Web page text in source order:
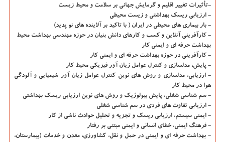
-تأثیرات تغییر اقلیم و گرمایش جهانی بر سلامت و محیط زیست
- ارزیابی ریسك بهداشتی و زیست محیطی
- بار بیماری های محیطی در ایران ( با تاكید بر آلاینده های نو پدید)
- كارآفرینی آنلاین و كسب و كارهای دانش بنیان در حوزه مهندسی بهداشت محیط
بهداشت حرفه ای و ایمنی كار
- كارآفرینی در حوزه بهداشت حرفه ای و ایمنی كار
- پایش، مدلسازی و كنترل عوامل زیان آور فیزیكی محیط كار
- ارزیابی، مدلسازی و روش های نوین كنترل عوامل زیان آور شیمیایی و آلودگی
هوا در محیط كار
- سم شناسی شغلی، پایش بیولوژیك و روش های نوین ارزیابی ریسك بهداشتی
- ارزیابی تفاوت های فردی در سم شناسی شغلی
- ایمنی سیستم، ارزیابی ریسك و تجزیه و تحلیل حوادث ناشی از كار
- فرهنگ ایمنی، خطای انسانی و ایمنی مبتنی بر رفتار
- بهداشت حرفه ای و ایمنی در حمل و نقل، كشاورزی، معدن و خدمات (بیمارستان،